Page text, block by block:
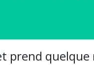
prend